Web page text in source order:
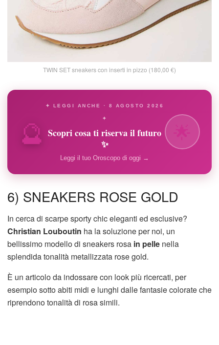
TWIN SET sneakers con inserti in pizzo (180,00 €)
🔮
✦ LEGGI ANCHE · 8 AGOSTO 2026
✦
Scopri cosa ti riserva il futuro
✨
Leggi il tuo Oroscopo di oggi →
6) SNEAKERS ROSE GOLD
In cerca di scarpe sporty chic eleganti ed esclusive?
Christian Louboutin ha la soluzione per noi, un
bellissimo modello di sneakers rosa in pelle nella
splendida tonalità metallizzata rose gold.
È un articolo da indossare con look più ricercati, per
esempio sotto abiti midi e lunghi dalle fantasie colorate che
riprendono tonalità di rosa simili.